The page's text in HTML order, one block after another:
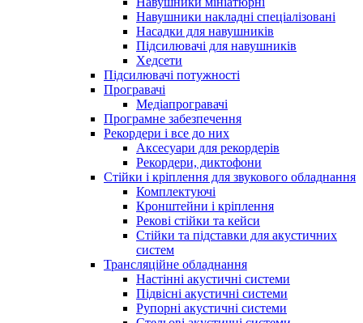
Навушники накладні спеціалізовані
Насадки для навушників
Підсилювачі для навушників
Хедсети
Підсилювачі потужності
Програвачі
Медіапрогравачі
Програмне забезпечення
Рекордери і все до них
Аксесуари для рекордерів
Рекордери, диктофони
Стійки і кріплення для звукового обладнання
Комплектуючі
Кронштейни і кріплення
Рекові стійки та кейси
Стійки та підставки для акустичних
систем
Трансляційне обладнання
Настінні акустичні системи
Підвісні акустичні системи
Рупорні акустичні системи